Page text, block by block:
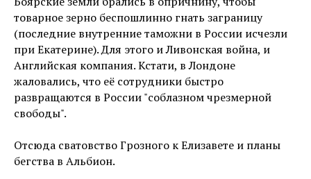
товарное зерно беспошлинно гнать заграницу
(последние внутренние таможни в России исчезли
при Екатерине). Для этого и Ливонская война, и
Английская компания. Кстати, в Лондоне
жаловались, что её сотрудники быстро
развращаются в России "соблазном чрезмерной
свободы".
Отсюда сватовство Грозного к Елизавете и планы
бегства в Альбион.